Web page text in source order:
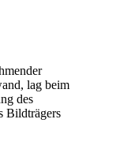
lag beim
des
Bildträgers